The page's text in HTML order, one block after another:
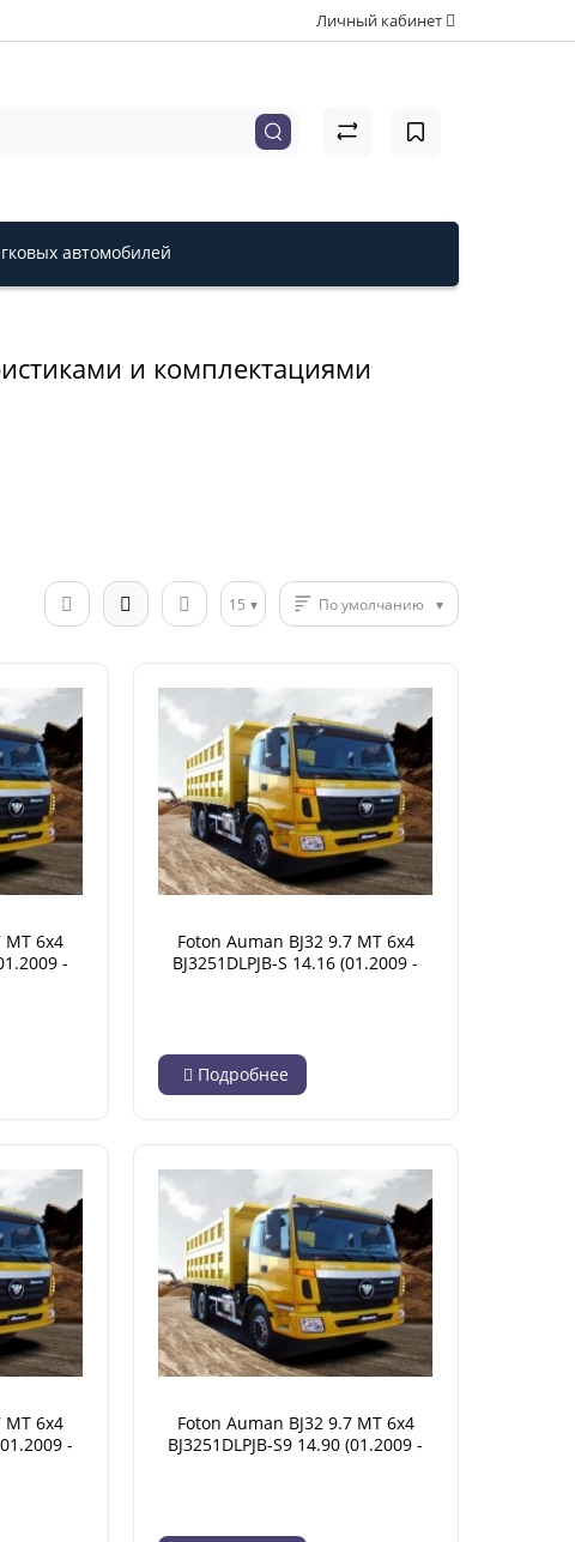
Личный кабинет
автомобилей
и комплектациями
15 По умолчанию
MT 6x4
-
Foton Auman BJ32 9.7 MT 6x4
BJ3251DLPJB-S 14.16 (01.2009 -
Подробнее
MT 6x4
-
Foton Auman BJ32 9.7 MT 6x4
BJ3251DLPJB-S9 14.90 (01.2009 -